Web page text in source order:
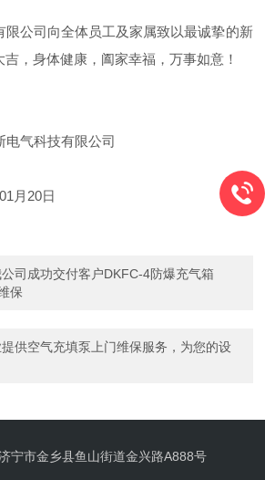
限公司向全体员工及家属致以最诚挚的新
，身体健康，阖家幸福，万事如意！
技有限公司
20日
司成功交付客户DKFC-4防爆充气箱
保
供空气充填泵上门维保服务，为您的设
宁市金乡县鱼山街道金兴路A888号